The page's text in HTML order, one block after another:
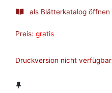
als Blätterkatalog öffnen
Preis: gratis
Druckversion nicht verfügbar